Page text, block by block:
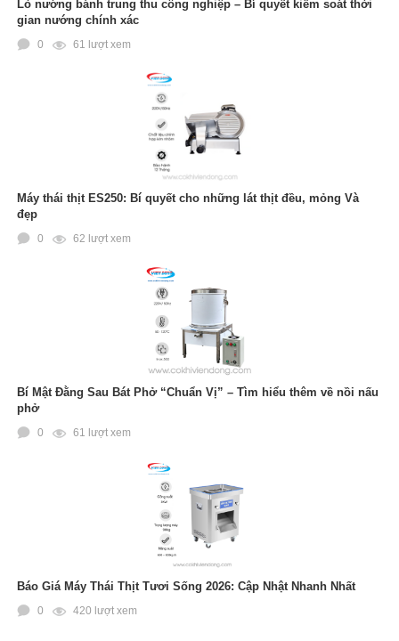
Lò nướng bánh trung thu công nghiệp – Bí quyết kiểm soát thời
gian nướng chính xác
0 61 lượt xem
Máy thái thịt ES250: Bí quyết cho những lát thịt đều, mỏng Và
đẹp
0 62 lượt xem
Bí Mật Đằng Sau Bát Phở “Chuẩn Vị” – Tìm hiểu thêm về nồi nấu
phở
0 61 lượt xem
Báo Giá Máy Thái Thịt Tươi Sống 2026: Cập Nhật Nhanh Nhất
0 420 lượt xem